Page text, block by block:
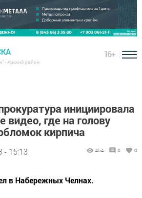
- Арский район
16+
инициировала
видео, где на голову
кирпича
- 15:13 454 0 0
в Набережных Челнах.